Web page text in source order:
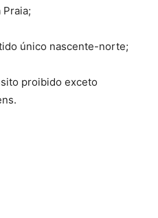
único nascente-norte;
proibido exceto